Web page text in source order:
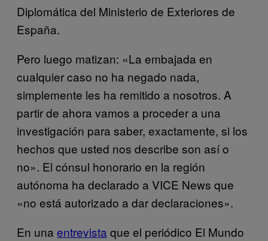
Diplomática del Ministerio de Exteriores de
España.
Pero luego matizan: «La embajada en
cualquier caso no ha negado nada,
simplemente les ha remitido a nosotros. A
partir de ahora vamos a proceder a una
investigación para saber, exactamente, si los
hechos que usted nos describe son así o
no». El cónsul honorario en la región
autónoma ha declarado a VICE News que
«no está autorizado a dar declaraciones».
En una entrevista que el periódico El Mundo